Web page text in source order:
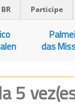
Participe
das
5